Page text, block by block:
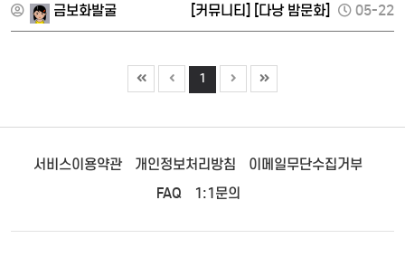
금보화발굴 [커뮤니티] [다낭 밤문화] 05-22
1
서비스이용약관 개인정보처리방침
이메일무단수집거부
FAQ
1:1문의